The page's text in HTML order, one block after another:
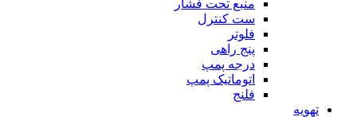
منبع تحت فشار
ست کنترل
فلوتر
پنج راهی
درجه پمپ
اتوماتیک پمپ
فلنج
تهویه